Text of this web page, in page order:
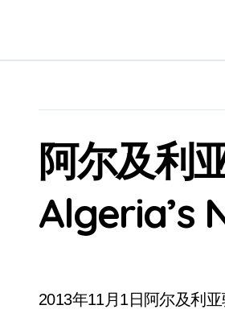
阿尔及利
Algeria’s
2013年11月1日阿尔及利